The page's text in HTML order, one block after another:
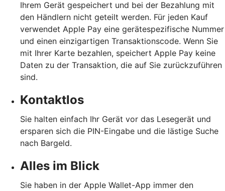
Ihrem Gerät gespeichert und bei der Bezahlung mit
den Händlern nicht geteilt werden. Für jeden Kauf
verwendet Apple Pay eine gerätespezifische Nummer
und einen einzigartigen Transaktionscode. Wenn Sie
mit Ihrer Karte bezahlen, speichert Apple Pay keine
Daten zu der Transaktion, die auf Sie zurückzuführen
sind.
Kontaktlos
Sie halten einfach Ihr Gerät vor das Lesegerät und
ersparen sich die PIN-Eingabe und die lästige Suche
nach Bargeld.
Alles im Blick
Sie haben in der Apple Wallet-App immer den